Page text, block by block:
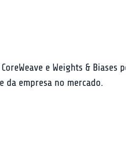
e Weights & Biases
da empresa no mercado.